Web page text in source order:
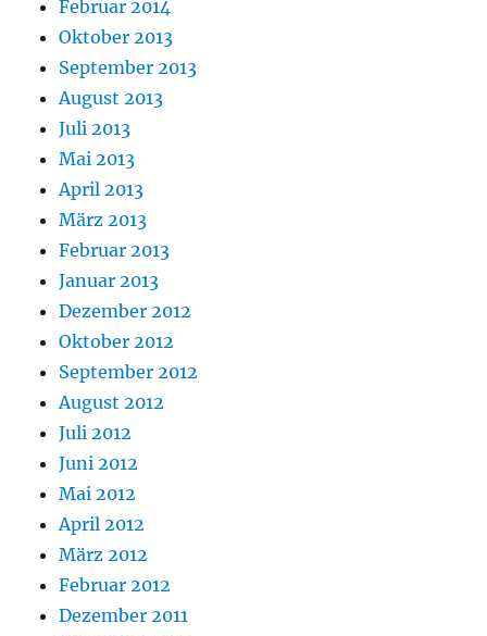
Februar 2014
Oktober 2013
September 2013
August 2013
Juli 2013
Mai 2013
April 2013
März 2013
Februar 2013
Januar 2013
Dezember 2012
Oktober 2012
September 2012
August 2012
Juli 2012
Juni 2012
Mai 2012
April 2012
März 2012
Februar 2012
Dezember 2011